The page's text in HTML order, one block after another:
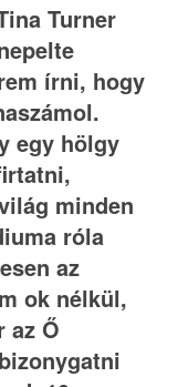
Turner
írni, hogy
egy hölgy
minden
róla
az
ok nélkül,
az Ő